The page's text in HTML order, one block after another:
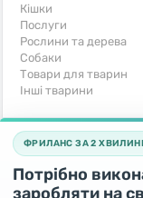
Кішки
Послуги
Рослини та дерева
Собаки
Товари для тварин
Інші тварини
Хобі та
Книги та журнали
Музичні інструменти
ФРИЛАНС ЗА 2
Потрібно
заробляти на